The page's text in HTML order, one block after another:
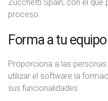
Zucchetti Spain, con el que
proceso.
Forma a tu equipo
Proporciona a las
utilizar el software la
sus funcionalidades.